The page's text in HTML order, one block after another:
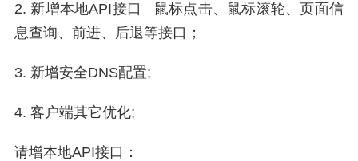
2. 新增本地API接口 鼠标点击、鼠标滚轮、页面信
息查询、前进、后退等接口；
3. 新增安全DNS配置;
4. 客户端其它优化;
请增本地API接口：